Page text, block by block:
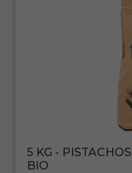
5 KG -
BIO